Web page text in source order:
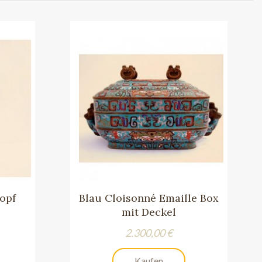
Blau Cloisonné Emaille Box
mit Deckel
Preis
2.300,00 €